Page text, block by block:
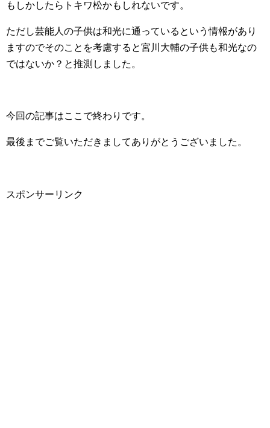
もしかしたらトキワ松かもしれないです。
ただし芸能人の子供は和光に通っているという情報があり
ますのでそのことを考慮すると宮川大輔の子供も和光なの
ではないか？と推測しました。
今回の記事はここで終わりです。
最後までご覧いただきましてありがとうございました。
スポンサーリンク